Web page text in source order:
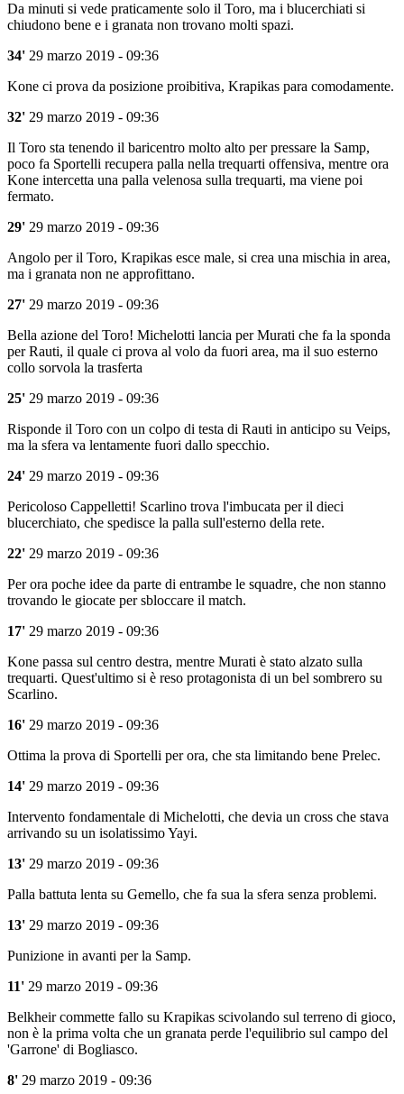
Da minuti si vede praticamente solo il Toro, ma i blucerchiati si
chiudono bene e i granata non trovano molti spazi.
34' 29 marzo 2019 - 09:36
Kone ci prova da posizione proibitiva, Krapikas para comodamente.
32' 29 marzo 2019 - 09:36
Il Toro sta tenendo il baricentro molto alto per pressare la Samp,
poco fa Sportelli recupera palla nella trequarti offensiva, mentre ora
Kone intercetta una palla velenosa sulla trequarti, ma viene poi
fermato.
29' 29 marzo 2019 - 09:36
Angolo per il Toro, Krapikas esce male, si crea una mischia in area,
ma i granata non ne approfittano.
27' 29 marzo 2019 - 09:36
Bella azione del Toro! Michelotti lancia per Murati che fa la sponda
per Rauti, il quale ci prova al volo da fuori area, ma il suo esterno
collo sorvola la trasferta
25' 29 marzo 2019 - 09:36
Risponde il Toro con un colpo di testa di Rauti in anticipo su Veips,
ma la sfera va lentamente fuori dallo specchio.
24' 29 marzo 2019 - 09:36
Pericoloso Cappelletti! Scarlino trova l'imbucata per il dieci
blucerchiato, che spedisce la palla sull'esterno della rete.
22' 29 marzo 2019 - 09:36
Per ora poche idee da parte di entrambe le squadre, che non stanno
trovando le giocate per sbloccare il match.
17' 29 marzo 2019 - 09:36
Kone passa sul centro destra, mentre Murati è stato alzato sulla
trequarti. Quest'ultimo si è reso protagonista di un bel sombrero su
Scarlino.
16' 29 marzo 2019 - 09:36
Ottima la prova di Sportelli per ora, che sta limitando bene Prelec.
14' 29 marzo 2019 - 09:36
Intervento fondamentale di Michelotti, che devia un cross che stava
arrivando su un isolatissimo Yayi.
13' 29 marzo 2019 - 09:36
Palla battuta lenta su Gemello, che fa sua la sfera senza problemi.
13' 29 marzo 2019 - 09:36
Punizione in avanti per la Samp.
11' 29 marzo 2019 - 09:36
Belkheir commette fallo su Krapikas scivolando sul terreno di gioco,
non è la prima volta che un granata perde l'equilibrio sul campo del
'Garrone' di Bogliasco.
8' 29 marzo 2019 - 09:36